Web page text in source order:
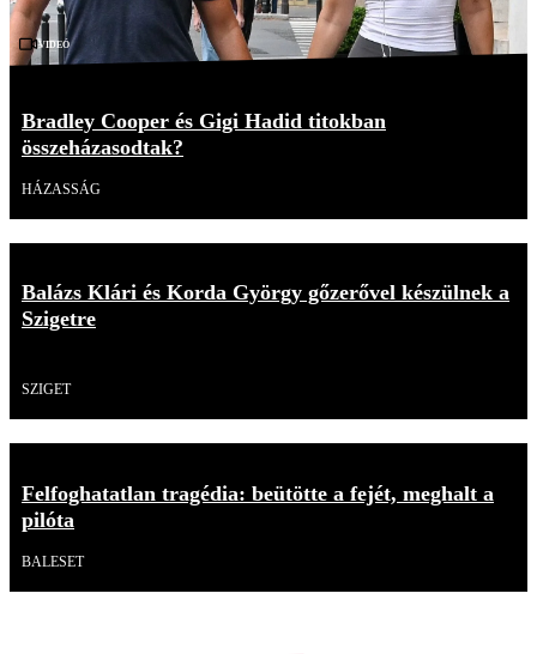
Videó
Bradley Cooper és Gigi Hadid titokban
összeházasodtak?
HÁZASSÁG
Balázs Klári és Korda György gőzerővel készülnek a
Szigetre
SZIGET
Felfoghatatlan tragédia: beütötte a fejét, meghalt a
pilóta
BALESET